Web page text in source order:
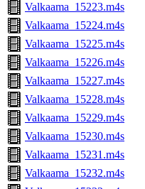
Valkaama_15223.m4s
Valkaama_15224.m4s
Valkaama_15225.m4s
Valkaama_15226.m4s
Valkaama_15227.m4s
Valkaama_15228.m4s
Valkaama_15229.m4s
Valkaama_15230.m4s
Valkaama_15231.m4s
Valkaama_15232.m4s